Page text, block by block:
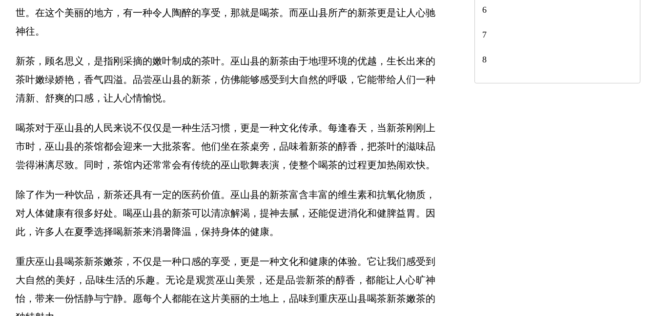
世。在这个美丽的地方，有一种令人陶醉的享受，那就是喝茶。而巫山县所产的新茶更是让人心驰
神往。
新茶，顾名思义，是指刚采摘的嫩叶制成的茶叶。巫山县的新茶由于地理环境的优越，生长出来的
茶叶嫩绿娇艳，香气四溢。品尝巫山县的新茶，仿佛能够感受到大自然的呼吸，它能带给人们一种
清新、舒爽的口感，让人心情愉悦。
喝茶对于巫山县的人民来说不仅仅是一种生活习惯，更是一种文化传承。每逢春天，当新茶刚刚上
市时，巫山县的茶馆都会迎来一大批茶客。他们坐在茶桌旁，品味着新茶的醇香，把茶叶的滋味品
尝得淋漓尽致。同时，茶馆内还常常会有传统的巫山歌舞表演，使整个喝茶的过程更加热闹欢快。
除了作为一种饮品，新茶还具有一定的医药价值。巫山县的新茶富含丰富的维生素和抗氧化物质，
对人体健康有很多好处。喝巫山县的新茶可以清凉解渴，提神去腻，还能促进消化和健脾益胃。因
此，许多人在夏季选择喝新茶来消暑降温，保持身体的健康。
重庆巫山县喝茶新茶嫩茶，不仅是一种口感的享受，更是一种文化和健康的体验。它让我们感受到
大自然的美好，品味生活的乐趣。无论是观赏巫山美景，还是品尝新茶的醇香，都能让人心旷神
怡，带来一份恬静与宁静。愿每个人都能在这片美丽的土地上，品味到重庆巫山县喝茶新茶嫩茶的
6
7
8